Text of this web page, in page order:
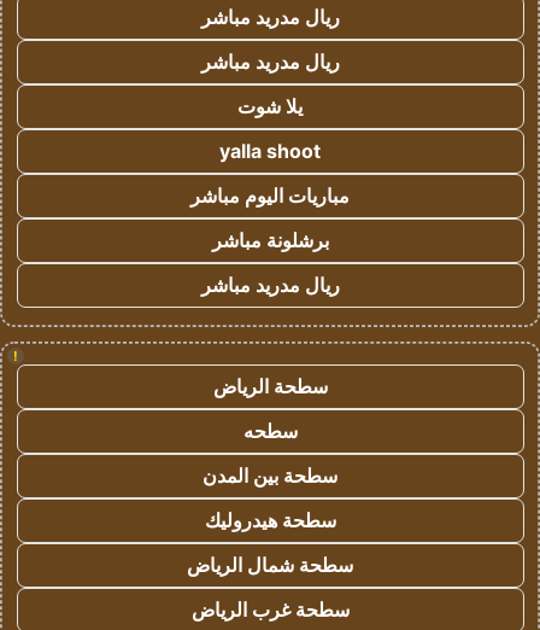
ريال مدريد مباشر
ريال مدريد مباشر
يلا شوت
yalla shoot
مباريات اليوم مباشر
برشلونة مباشر
ريال مدريد مباشر
!
سطحة الرياض
سطحه
سطحة بين المدن
سطحة هيدروليك
سطحة شمال الرياض
سطحة غرب الرياض